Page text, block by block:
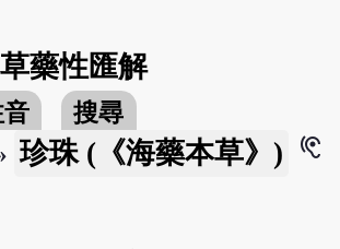
藥性匯解
搜尋
珍珠 (《海藥本草》)
hearing